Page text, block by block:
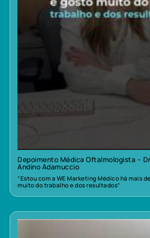
Depoimento Médica Oftalmologista –
Andino Adamuccio
“Estou com a WE Marketing Médico há mais
muito do trabalho e dos resultados”